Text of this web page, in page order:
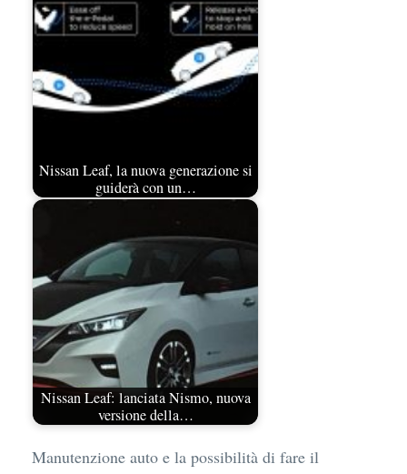
Nissan Leaf, la nuova generazione si
guiderà con un…
Nissan Leaf: lanciata Nismo, nuova
versione della…
Manutenzione auto e la possibilità di fare il